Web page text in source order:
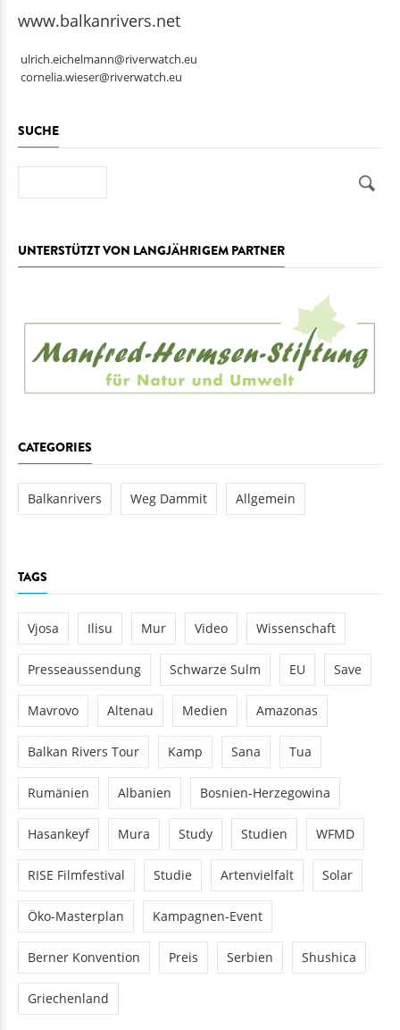
www.balkanrivers.net
ulrich.eichelmann@riverwatch.eu
cornelia.wieser@riverwatch.eu
SUCHE
UNTERSTÜTZT VON LANGJÄHRIGEM PARTNER
CATEGORIES
Balkanrivers Weg Dammit Allgemein
TAGS
Vjosa Ilisu Mur Video Wissenschaft
Presseaussendung Schwarze Sulm EU Save
Mavrovo Altenau Medien Amazonas
Balkan Rivers Tour Kamp Sana Tua
Rumänien Albanien Bosnien-Herzegowina
Hasankeyf Mura Study Studien WFMD
RISE Filmfestival Studie Artenvielfalt Solar
Öko-Masterplan Kampagnen-Event
Berner Konvention Preis Serbien Shushica
Griechenland